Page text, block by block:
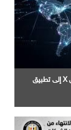
إطلاق " XChat " في خطوة جديدة نحو تحويل X إلى تطبيق